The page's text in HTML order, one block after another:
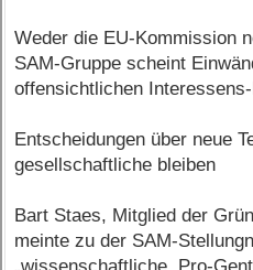
Weder die EU-Kommission
SAM-Gruppe scheint
offensichtlichen
Entscheidungen über neue
gesellschaftliche bleiben
Bart Staes, Mitglied der
meinte zu der SAM-